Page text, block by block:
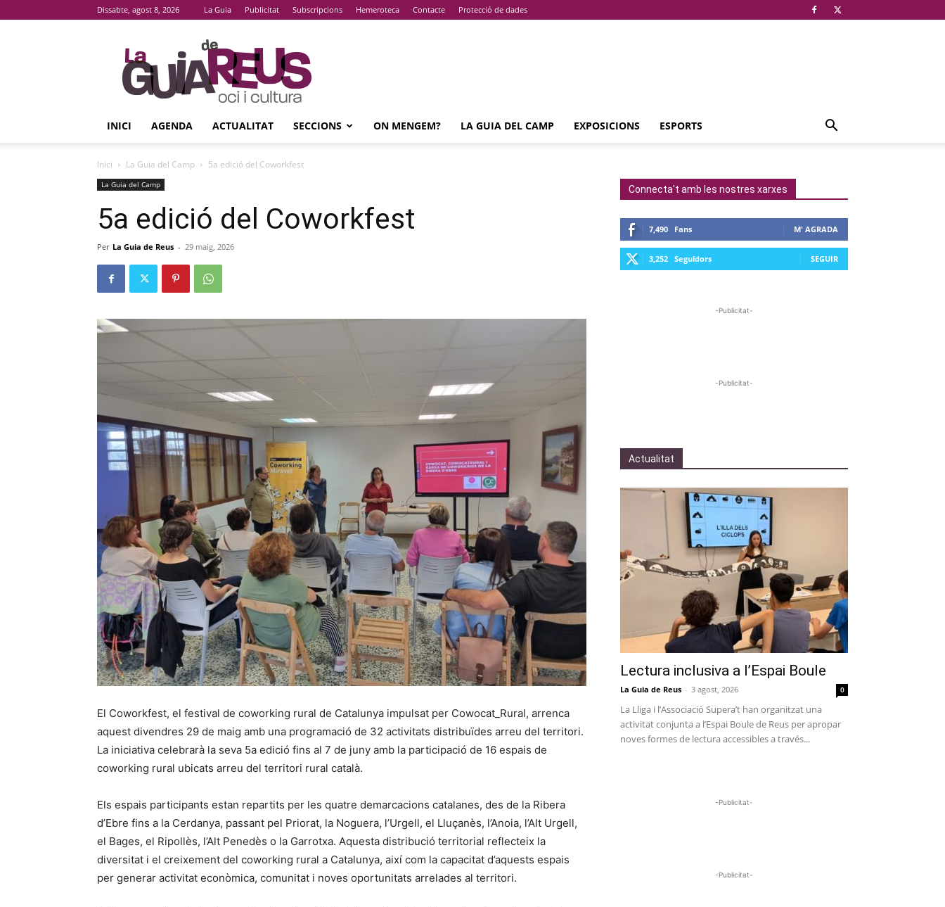
Dissabte, agost 8, 2026 La Guia Publicitat Subscripcions Hemeroteca Contacte Protecció de dades
La
Guia
De
Reus
INICI AGENDA ACTUALITAT SECCIONS ON MENGEM? LA GUIA DEL CAMP EXPOSICIONS ESPORTS
Inici La Guia del Camp 5a edició del Coworkfest
La Guia del Camp
5a edició del Coworkfest
Per La Guia de Reus - 29 maig, 2026
El Coworkfest, el festival de coworking rural de Catalunya impulsat per Cowocat_Rural, arrenca
aquest divendres 29 de maig amb una programació de 32 activitats distribuïdes arreu del territori.
La iniciativa celebrarà la seva 5a edició fins al 7 de juny amb la participació de 16 espais de
coworking rural ubicats arreu del territori rural català.
Els espais participants estan repartits per les quatre demarcacions catalanes, des de la Ribera
d’Ebre fins a la Cerdanya, passant pel Priorat, la Noguera, l’Urgell, el Lluçanès, l’Anoia, l’Alt Urgell,
el Bages, el Ripollès, l’Alt Penedès o la Garrotxa. Aquesta distribució territorial reflecteix la
diversitat i el creixement del coworking rural a Catalunya, així com la capacitat d’aquests espais
per generar activitat econòmica, comunitat i noves oportunitats arrelades al territori.
Connecta't amb les nostres xarxes
7,490 Fans M' AGRADA
3,252 Seguidors SEGUIR
-Publicitat-
-Publicitat-
Actualitat
Lectura inclusiva a l’Espai Boule
La Guia de Reus - 3 agost, 2026 0
La Lliga i l’Associació Supera’t han organitzat una
activitat conjunta a l’Espai Boule de Reus per apropar
noves formes de lectura accessibles a través...
-Publicitat-
-Publicitat-